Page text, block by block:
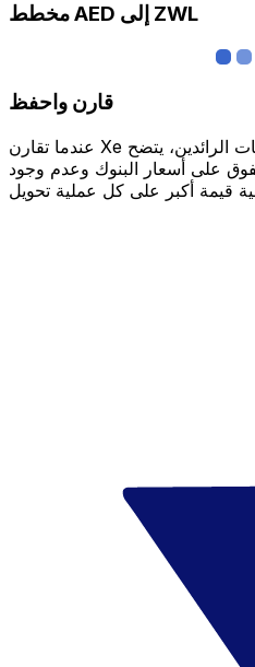
مخطط AED إلى ZWL
قارن واحفظ
عندما تقارن Xe بالبنوك الرائدة ومقدمي الخدمات الرائدين، يتضح
على أسعار البنوك وعدم وجود